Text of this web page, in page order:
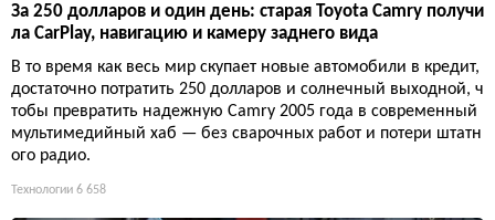
За 250 долларов и один день: старая Toyota Camry получи
ла CarPlay, навигацию и камеру заднего вида
В то время как весь мир скупает новые автомобили в кредит,
достаточно потратить 250 долларов и солнечный выходной, ч
тобы превратить надежную Camry 2005 года в современный
мультимедийный хаб — без сварочных работ и потери штатн
ого радио.
Технологии 6 658